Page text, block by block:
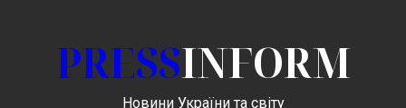
PRESSINFORM
Новини України та світу